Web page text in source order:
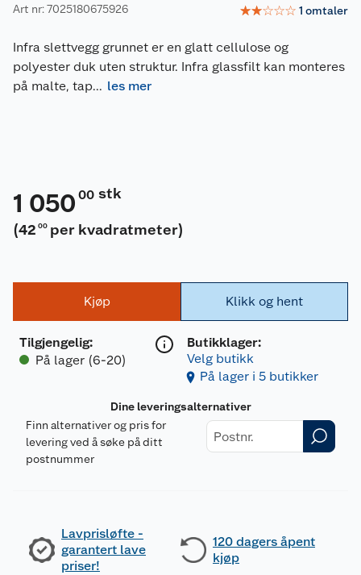
Art nr: 7025180675926 ☆☆☆☆☆ 1 omtaler
Infra slettvegg grunnet er en glatt cellulose og
polyester duk uten struktur. Infra glassfilt kan monteres
på malte, tap... les mer
1 050 00 stk
(42 00 per kvadratmeter)
Kjøp
Tilgjengelig:
På lager (6-20)
Klikk og hent
Butikklager:
Velg butikk
På lager i 5 butikker
Dine leveringsalternativer
Finn alternativer og pris for
levering ved å søke på ditt
postnummer
Lavprisløfte -
garantert lave
priser!
120 dagers åpent
kjøp